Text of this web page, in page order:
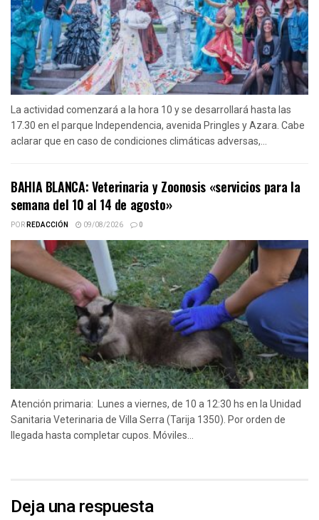
La actividad comenzará a la hora 10 y se desarrollará hasta las
17.30 en el parque Independencia, avenida Pringles y Azara. Cabe
aclarar que en caso de condiciones climáticas adversas,...
BAHIA BLANCA: Veterinaria y Zoonosis «servicios para la
semana del 10 al 14 de agosto»
PORREDACCIÓN 09/08/2026 0
Atención primaria: Lunes a viernes, de 10 a 12:30 hs en la Unidad
Sanitaria Veterinaria de Villa Serra (Tarija 1350). Por orden de
llegada hasta completar cupos. Móviles...
Deja una respuesta